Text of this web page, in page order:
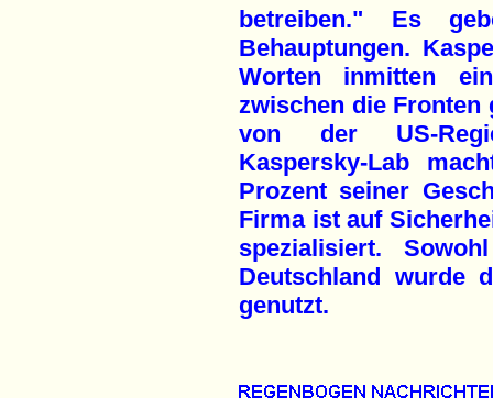
betreiben." Es
Behauptungen.
Worten inmitten
zwischen die
von der US-
Kaspersky-Lab
Prozent seiner
Firma ist auf
spezialisiert.
Deutschland wurde
genutzt.